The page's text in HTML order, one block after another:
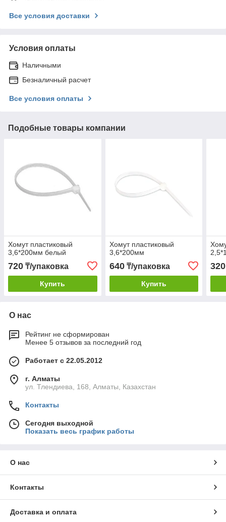
Все условия доставки
Условия оплаты
Наличными
Безналичный расчет
Все условия оплаты
Подобные товары компании
Хомут пластиковый
3,6*200мм белый
720 ₸/упаковка
Купить
Хомут пластиковый
3,6*200мм
640₸/упаковка
Купить
320
О нас
Рейтинг не сформирован
Менее 5 отзывов за последний год
Работает с 22.05.2012
г. Алматы
ул. Тлендиева, 168, Алматы, Казахстан
Контакты
Сегодня выходной
Показать весь график работы
О нас
Контакты
Доставка и оплата